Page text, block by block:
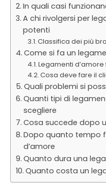
In quali casi
A chi rivolgersi per
potenti
Classifica dei più
Come si fa un
Legamenti d’amore
Cosa deve fare il
Quali problemi si
Quanti tipi di
scegliere
Cosa succede dopo
Dopo quanto tempo
d’amore
Quanto dura una
Quanto costa un